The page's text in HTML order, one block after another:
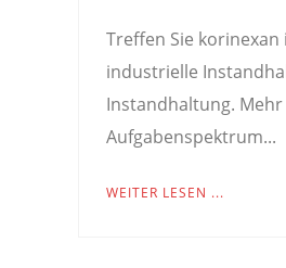
Treffen Sie
industrielle
Instandhaltung.
Aufgabenspektrum...
WEITER LESEN ...